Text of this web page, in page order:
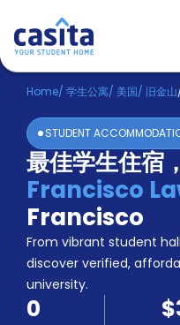
Home ZH
登
入
Booking
Accommodation
About
us
Blog
Refer
And
Earn
Become
Home/ 学生公寓/ 美国/ 旧金山
STUDENT
最佳学生住宿
Francisco
Francisco
From vibrant student
discover verified,
university.
0